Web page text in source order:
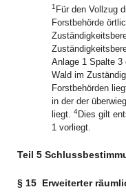
1 Für den Vollzug
Forstbehörde
Anlage 1 Spalte 3
Wald im
Forstbehörden
in der der
liegt. 4Dies gilt
1 vorliegt.
Teil 5
§ 15 Erweiterter